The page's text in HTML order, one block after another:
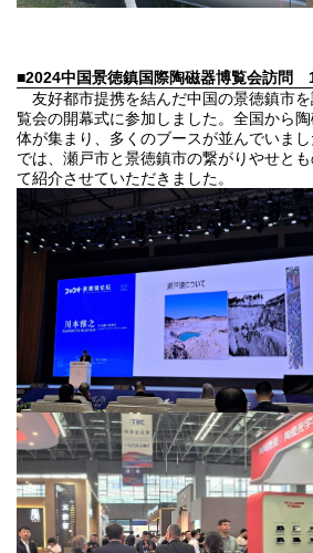
■2024中国景徳鎮国際陶磁器博覧会訪問
友好都市提携を結んだ中国の景徳鎮市
覧会の開幕式に参加しました。全国から
体が集まり、多くのブースが並んでいま
では、瀬戸市と景徳鎮市の繋がりやせと
て紹介させていただきました。